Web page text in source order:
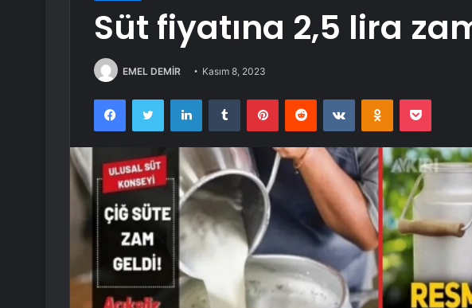
Süt fiyatına 2,5 lira
EMEL DEMİR Kasım 8, 2023
FacebookTwitter LinkedInTumblr PinterestReddit VKontakteOdnoklassniki
Pocket